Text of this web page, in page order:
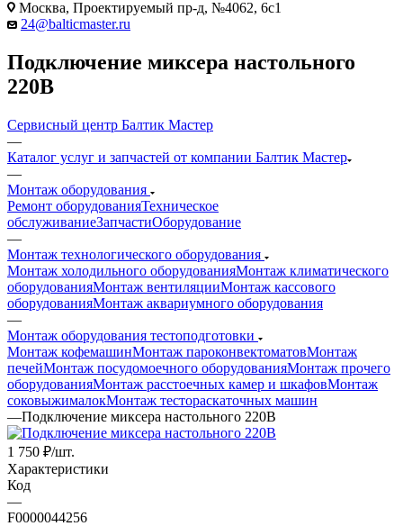
Москва, Проектируемый пр-д, №4062, 6с1
24@balticmaster.ru
Подключение миксера настольного
220В
Сервисный центр Балтик Мастер
—
Каталог услуг и запчастей от компании Балтик Мастер
—
Монтаж оборудования
Ремонт оборудованияТехническое
обслуживаниеЗапчастиОборудование
—
Монтаж технологического оборудования
Монтаж холодильного оборудованияМонтаж климатического
оборудованияМонтаж вентиляцииМонтаж кассового
оборудованияМонтаж аквариумного оборудования
—
Монтаж оборудования тестоподготовки
Монтаж кофемашинМонтаж пароконвектоматовМонтаж
печейМонтаж посудомоечного оборудованияМонтаж прочего
оборудованияМонтаж расстоечных камер и шкафовМонтаж
соковыжималокМонтаж тестораскаточных машин
—Подключение миксера настольного 220В
1 750 ₽/шт.
Характеристики
Код
—
F0000044256